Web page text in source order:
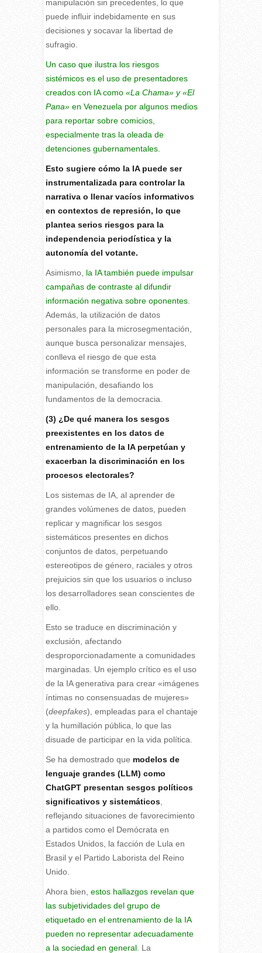
manipulación sin precedentes, lo que
puede influir indebidamente en sus
decisiones y socavar la libertad de
sufragio.
Un caso que ilustra los riesgos
sistémicos es el uso de presentadores
creados con IA como «La Chama» y «El
Pana»en Venezuela por algunos medios
para reportar sobre comicios,
especialmente tras la oleada de
detenciones gubernamentales.
Esto sugiere cómo la IA puede ser
instrumentalizada para controlar la
narrativa o llenar vacíos informativos
en contextos de represión, lo que
plantea serios riesgos para la
independencia periodística y la
autonomía del votante.
Asimismo, la IA también puede impulsar
campañas de contraste al difundir
información negativa sobre oponentes.
Además, la utilización de datos
personales para la microsegmentación,
aunque busca personalizar mensajes,
conlleva el riesgo de que esta
información se transforme en poder de
manipulación, desafiando los
fundamentos de la democracia.
(3) ¿De qué manera los sesgos
preexistentes en los datos de
entrenamiento de la IA perpetúan y
exacerban la discriminación en los
procesos electorales?
Los sistemas de IA, al aprender de
grandes volúmenes de datos, pueden
replicar y magnificar los sesgos
sistemáticos presentes en dichos
conjuntos de datos, perpetuando
estereotipos de género, raciales y otros
prejuicios sin que los usuarios o incluso
los desarrolladores sean conscientes de
ello.
Esto se traduce en discriminación y
exclusión, afectando
desproporcionadamente a comunidades
marginadas. Un ejemplo crítico es el uso
de la IA generativa para crear «imágenes
íntimas no consensuadas de mujeres»
(deepfakes), empleadas para el chantaje
y la humillación pública, lo que las
disuade de participar en la vida política.
Se ha demostrado que modelos de
lenguaje grandes (LLM) como
ChatGPT presentan sesgos políticos
significativos y sistemáticos,
reflejando situaciones de favorecimiento
a partidos como el Demócrata en
Estados Unidos, la facción de Lula en
Brasil y el Partido Laborista del Reino
Unido.
Ahora bien, estos hallazgos revelan que
las subjetividades del grupo de
etiquetado en el entrenamiento de la IA
pueden no representar adecuadamente
a la sociedad en general. La